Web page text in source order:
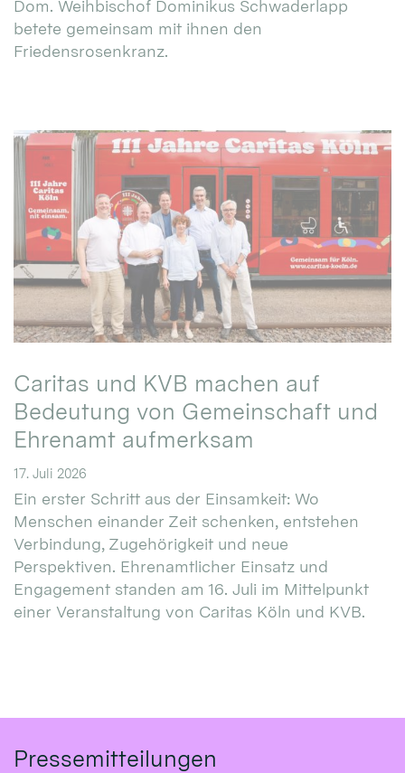
Dom. Weihbischof Dominikus Schwaderlapp
betete gemeinsam mit ihnen den
Friedensrosenkranz.
Caritas und KVB machen auf
Bedeutung von Gemeinschaft und
Ehrenamt aufmerksam
17. Juli 2026
Ein erster Schritt aus der Einsamkeit: Wo
Menschen einander Zeit schenken, entstehen
Verbindung, Zugehörigkeit und neue
Perspektiven. Ehrenamtlicher Einsatz und
Engagement standen am 16. Juli im Mittelpunkt
einer Veranstaltung von Caritas Köln und KVB.
Pressemitteilungen